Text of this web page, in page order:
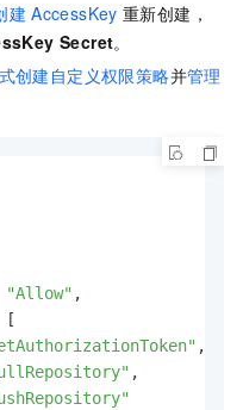
建 AccessKey 重新创建，
Secret。
创建自定义权限策略并管理
"Allow" ,
[
,
,